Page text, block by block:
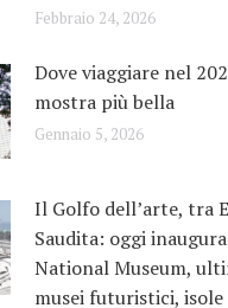
Febbraio 24, 2026
Dove viaggiare nel
mostra più bella
Gennaio 5, 2026
Il Golfo dell’arte, tra
Saudita: oggi
National Museum,
musei futuristici, isole